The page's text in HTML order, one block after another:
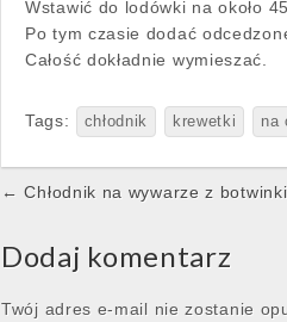
Wstawić do lodówki na około
Po tym czasie dodać
Całość dokładnie wymieszać.
Tags: chłodnik krewetki na
Post
← Chłodnik na wywarze z botwinki
Dodaj komentarz
Twój adres e-mail nie zostanie